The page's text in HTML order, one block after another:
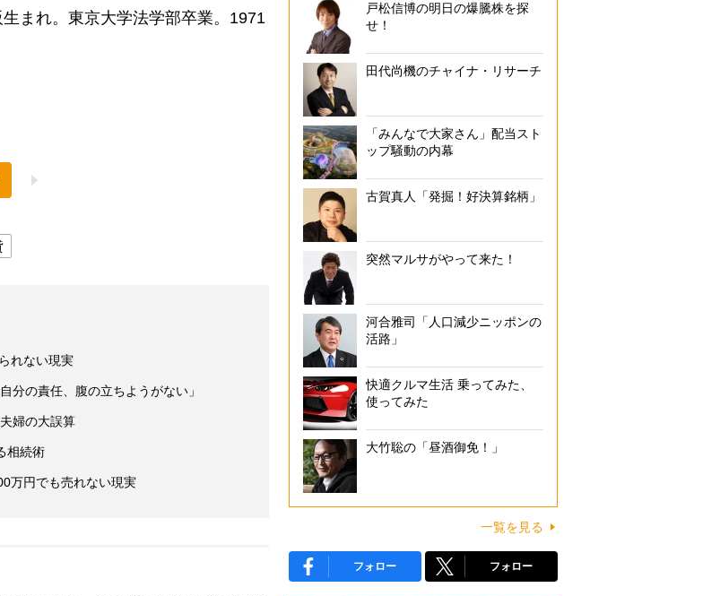
まれ。東京大学法学部卒業。1971
れない現実
分の責任、腹の立ちようがない」
婦の大誤算
相続術
万円でも売れない現実
戸松信博の明日の爆騰株を探
せ！
田代尚機のチャイナ・リサーチ
「みんなで大家さん」配当スト
ップ騒動の内幕
古賀真人「発掘！好決算銘柄」
突然マルサがやって来た！
河合雅司「人口減少ニッポンの
活路」
快適クルマ生活 乗ってみた、
使ってみた
大竹聡の「昼酒御免！」
一覧を見る
フォロー フォロー